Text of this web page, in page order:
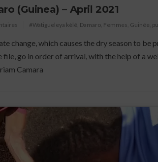
(Guinea) – April 2021
#Watigueleya kèlê Damaro Femmes Guinée
change, which causes the dry season to be
file, go in order of arrival, with the help of a
Camara